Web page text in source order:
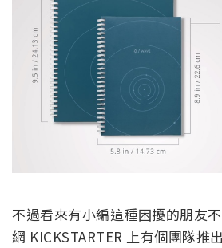
不過看來有小編這種困擾的朋友
網 KICKSTARTER 上有個團隊推